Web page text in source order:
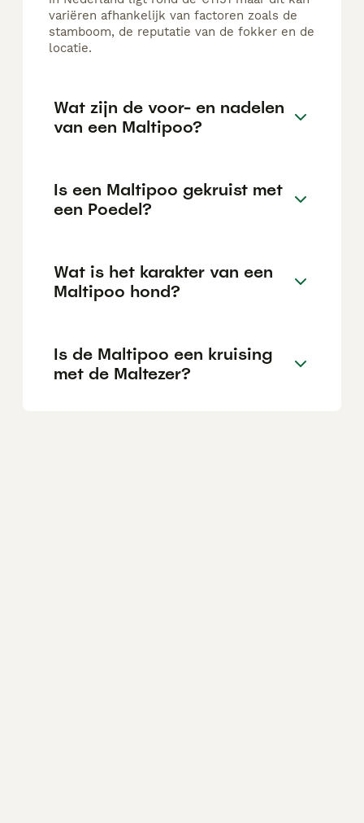
variëren afhankelijk van factoren zoals de
stamboom, de reputatie van de fokker en de
locatie.
Wat zijn de voor- en nadelen
van een Maltipoo?
Is een Maltipoo gekruist met
een Poedel?
Wat is het karakter van een
Maltipoo hond?
Is de Maltipoo een kruising
met de Maltezer?